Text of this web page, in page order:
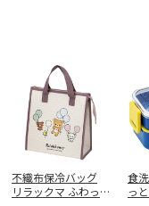
不織布保冷バッグ
リラックマ ふわっ
食
っ